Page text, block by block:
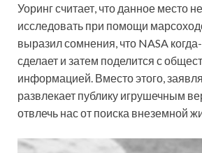
Уоринг считает, что данное место
исследовать при помощи
выразил сомнения, что NASA
сделает и затем поделится с
информацией. Вместо этого,
развлекает публику игрушечным
отвлечь нас от поиска внеземной